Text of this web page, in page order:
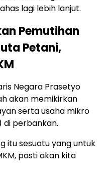
lagi lebih lanjut.
Pemutihan
Petani,
Negara Prasetyo
akan memikirkan
serta usaha mikro
di perbankan.
itu sesuatu yang untuk
pasti akan kita